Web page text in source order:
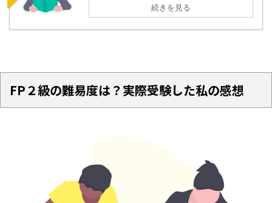
続きを見る
FP２級の難易度は？実際受験した私の感想